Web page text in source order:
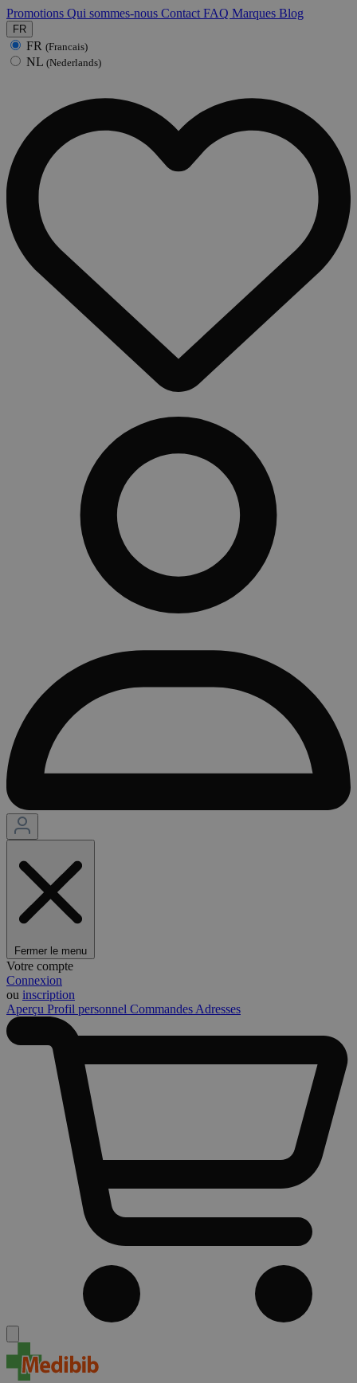
Promotions Qui sommes-nous Contact FAQ Marques Blog
FR
FR (Francais)
NL (Nederlands)
Fermer le menu
Votre compte
Connexion
ou inscription
Aperçu Profil personnel Commandes Adresses